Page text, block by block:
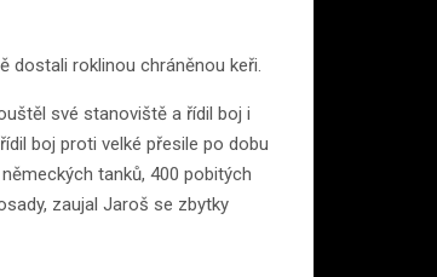
dostali roklinou chráněnou keři.
své stanoviště a řídil boj i
boj proti velké přesile po dobu
tanků, 400 pobitých
zaujal Jaroš se zbytky